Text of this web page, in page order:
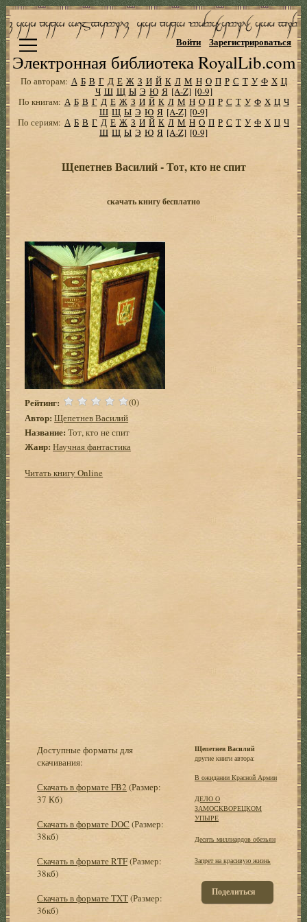
Электронная библиотека RoyalLib.com
Войти Зарегистрироваться
По авторам: А Б В Г Д Е Ж З И Й К Л М Н О П Р С Т У Ф Х Ц
Ч Ш Щ Ы Э Ю Я [A-Z] [0-9]
По книгам: А Б В Г Д Е Ж З И Й К Л М Н О П Р С Т У Ф Х Ц Ч
Ш Щ Ы Э Ю Я [A-Z] [0-9]
По сериям: А Б В Г Д Е Ж З И Й К Л М Н О П Р С Т У Ф Х Ц Ч
Ш Щ Ы Э Ю Я [A-Z] [0-9]
Щепетнев Василий - Тот, кто не спит
скачать книгу бесплатно
Рейтинг: (0)
Автор: Щепетнев Василий
Название: Тот, кто не спит
Жанр: Научная фантастика
Читать книгу Online
Доступные форматы для
скачивания:
Скачать в формате FB2 (Размер:
37 Кб)
Скачать в формате DOC (Размер:
38кб)
Скачать в формате RTF(Размер:
38кб)
Скачать в формате TXT(Размер:
36кб)
Щепетнев Василий
другие книги автора:
В ожидании Красной Армии
ДЕЛО О
ЗАМОСКВОРЕЦКОМ
УПЫРЕ
Десять миллиаpдов обезьян
Запpет на кpасивyю жизнь
Поделиться